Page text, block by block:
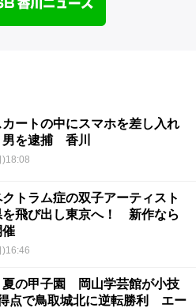
ートの中にスマホを差し入れ
を逮捕 香川
トラム症の双子アーティスト
を飛び出し東京へ！ 新作なら
催
)16:46
夏の甲子園 岡山学芸館が小技
点で鳥取城北に逆転勝利 エー